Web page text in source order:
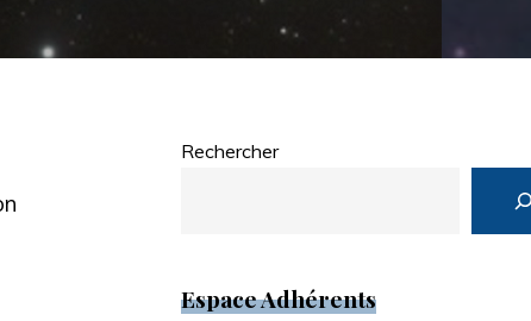
Rechercher
Espace Adhérents